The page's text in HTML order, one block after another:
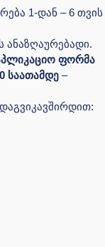
1-დან – 6 თვის
ანაზღაურებადი.
ფორმა
საათამდე –